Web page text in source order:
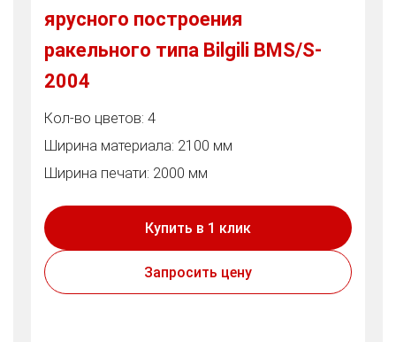
ярусного построения
ракельного типа Bilgili BMS/S-
2004
Кол-во цветов: 4
Ширина материала: 2100 мм
Ширина печати: 2000 мм
Купить в 1 клик
Запросить цену